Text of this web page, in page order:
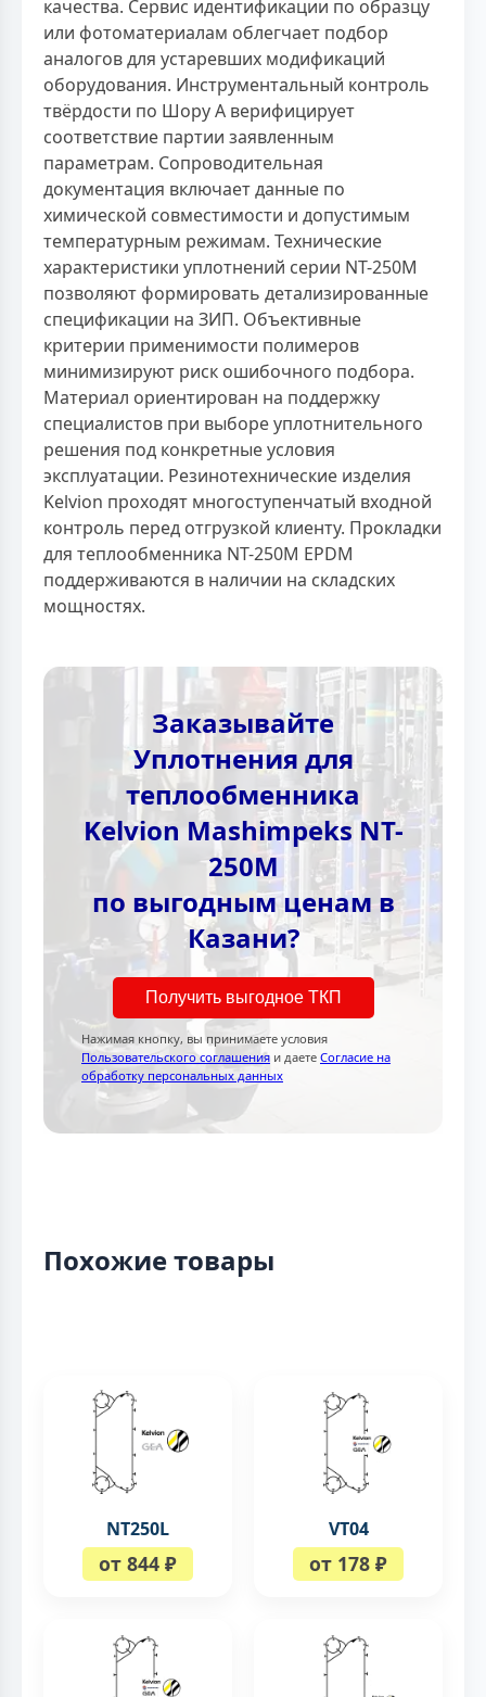
качества. Сервис идентификации по образцу
или фотоматериалам облегчает подбор
аналогов для устаревших модификаций
оборудования. Инструментальный контроль
твёрдости по Шору А верифицирует
соответствие партии заявленным
параметрам. Сопроводительная
документация включает данные по
химической совместимости и допустимым
температурным режимам. Технические
характеристики уплотнений серии NT-250M
позволяют формировать детализированные
спецификации на ЗИП. Объективные
критерии применимости полимеров
минимизируют риск ошибочного подбора.
Материал ориентирован на поддержку
специалистов при выборе уплотнительного
решения под конкретные условия
эксплуатации. Резинотехнические изделия
Kelvion проходят многоступенчатый входной
контроль перед отгрузкой клиенту. Прокладки
для теплообменника NT-250M EPDM
поддерживаются в наличии на складских
мощностях.
Заказывайте
Уплотнения для
теплообменника
Kelvion Mashimpeks NT-
250M
по выгодным ценам в
Казани?
Получить выгодное ТКП
Нажимая кнопку, вы принимаете условия
Пользовательского соглашения и даете Согласие на
обработку персональных данных
Похожие товары
NT250L
от 844 ₽
VT04
от 178 ₽